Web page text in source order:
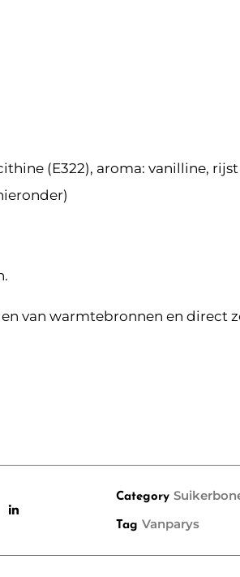
(E322), aroma: vanilline,
van warmtebronnen en direct
Category
Tag Vanparys